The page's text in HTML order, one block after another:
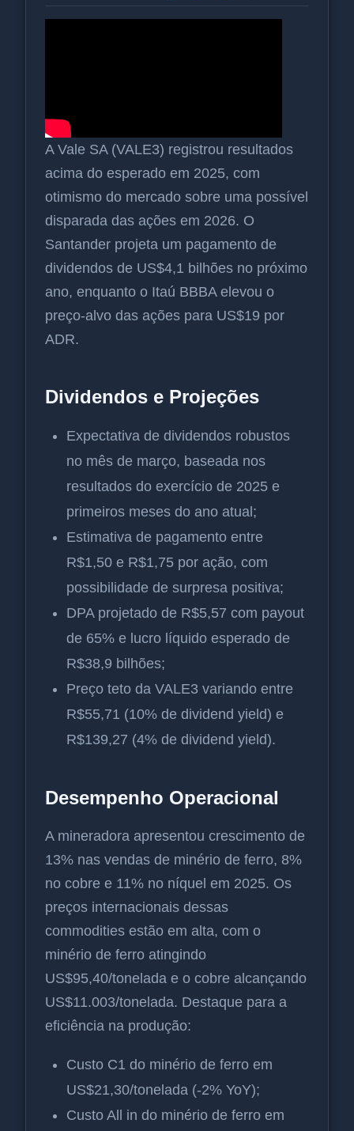
A Vale SA (VALE3) registrou resultados
acima do esperado em 2025, com
otimismo do mercado sobre uma possível
disparada das ações em 2026. O
Santander projeta um pagamento de
dividendos de US$4,1 bilhões no próximo
ano, enquanto o Itaú BBBA elevou o
preço-alvo das ações para US$19 por
ADR.
Dividendos e Projeções
Expectativa de dividendos robustos
no mês de março, baseada nos
resultados do exercício de 2025 e
primeiros meses do ano atual;
Estimativa de pagamento entre
R$1,50 e R$1,75 por ação, com
possibilidade de surpresa positiva;
DPA projetado de R$5,57 com payout
de 65% e lucro líquido esperado de
R$38,9 bilhões;
Preço teto da VALE3 variando entre
R$55,71 (10% de dividend yield) e
R$139,27 (4% de dividend yield).
Desempenho Operacional
A mineradora apresentou crescimento de
13% nas vendas de minério de ferro, 8%
no cobre e 11% no níquel em 2025. Os
preços internacionais dessas
commodities estão em alta, com o
minério de ferro atingindo
US$95,40/tonelada e o cobre alcançando
US$11.003/tonelada. Destaque para a
eficiência na produção:
Custo C1 do minério de ferro em
US$21,30/tonelada (-2% YoY);
Custo All in do minério de ferro em